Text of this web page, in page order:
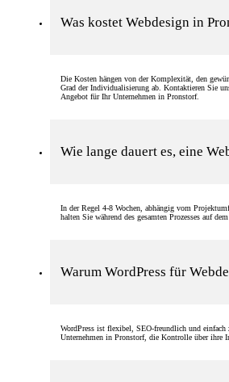
Was kostet Webdesign in
Die Kosten hängen von der Komplexität, den
Grad der Individualisierung ab. Kontaktieren Sie
Angebot für Ihr Unternehmen in Pronstorf.
Wie lange dauert es, eine
In der Regel 4-8 Wochen, abhängig vom
halten Sie während des gesamten Prozesses auf dem
Warum WordPress für
WordPress ist flexibel, SEO-freundlich und einfach
Unternehmen in Pronstorf, die Kontrolle über ihre